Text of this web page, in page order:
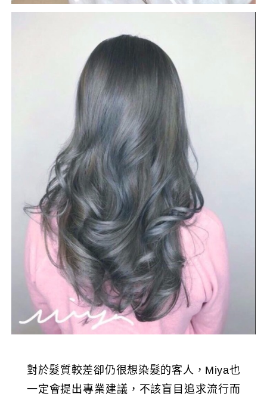
對於髮質較差卻仍很想染髮的客人，Miya也
一定會提出專業建議，不該盲目追求流行而